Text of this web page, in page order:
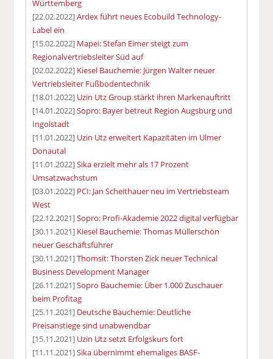
Württemberg
[22.02.2022]Ardex führt neues Ecobuild Technology-
Label ein
[15.02.2022] Mapei: Stefan Eimer steigt zum
Regionalvertriebsleiter Süd auf
[02.02.2022] Kiesel Bauchemie: Jürgen Walter neuer
Vertriebsleiter Fußbodentechnik
[18.01.2022] Uzin Utz Group stärkt ihren Markenauftritt
[14.01.2022]Sopro: Bayer betreut Region Augsburg und
Ingolstadt
[11.01.2022] Uzin Utz erweitert Kapazitäten im Ulmer
Donautal
[11.01.2022]Sika erzielt mehr als 17 Prozent
Umsatzwachstum
[03.01.2022] PCI: Jan Scheithauer neu im Vertriebsteam
West
[22.12.2021]Sopro: Profi-Akademie 2022 digital verfügbar
[30.11.2021] Kiesel Bauchemie: Thomas Müllerschön
neuer Geschäftsführer
[30.11.2021]Thomsit: Thorsten Zick neuer Technical
Business Development Manager
[26.11.2021]Sopro Bauchemie: Über 1.000 Zuschauer
beim Profitag
[25.11.2021] Deutsche Bauchemie: Deutliche
Preisanstiege sind unabwendbar
[15.11.2021] Uzin Utz setzt Erfolgskurs fort
[11.11.2021]Sika übernimmt ehemaliges BASF-